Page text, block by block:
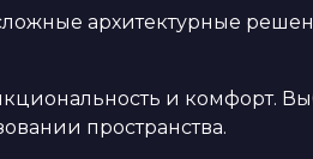
архитектурные
и комфорт.
пространства.